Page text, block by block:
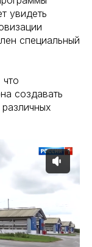
увидеть
специальный
создавать